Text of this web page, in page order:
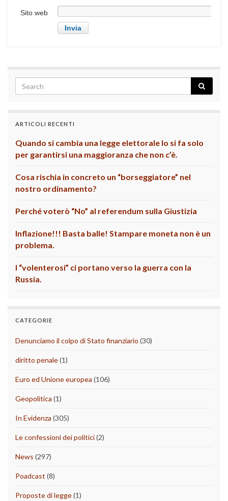
Sito web
ARTICOLI RECENTI
Quando si cambia una legge elettorale lo si fa solo
per garantirsi una maggioranza che non c’è.
Cosa rischia in concreto un “borseggiatore” nel
nostro ordinamento?
Perché voterò “No” al referendum sulla Giustizia
Inflazione!!! Basta balle! Stampare moneta non è un
problema.
I “volenterosi” ci portano verso la guerra con la
Russia.
CATEGORIE
Denunciamo il colpo di Stato finanziario (30)
diritto penale(1)
Euro ed Unione europea (106)
Geopolitica (1)
In Evidenza (305)
Le confessioni dei politici(2)
News (297)
Poadcast (8)
Proposte di legge(1)